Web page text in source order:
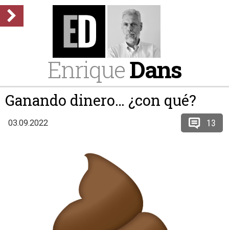
EnriqueDans
Ganando dinero… ¿con qué?
03.09.2022 13